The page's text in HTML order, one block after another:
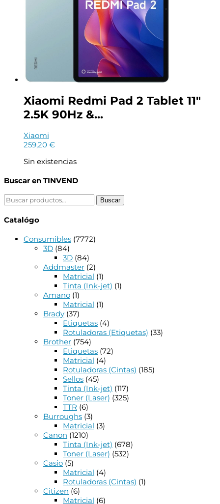
Xiaomi Redmi Pad 2 Tablet 11″
2.5K 90Hz &...
Xiaomi
259,20 €
Sin existencias
Buscar en TINVEND
Buscar
por:
Buscar
Catalógo
Consumibles (7772)
3D (84)
3D (84)
Addmaster (2)
Matricial (1)
Tinta (Ink-jet) (1)
Amano (1)
Matricial (1)
Brady (37)
Etiquetas (4)
Rotuladoras (Etiquetas) (33)
Brother (754)
Etiquetas (72)
Matricial (4)
Rotuladoras (Cintas) (185)
Sellos (45)
Tinta (Ink-jet) (117)
Toner (Laser) (325)
TTR (6)
Burroughs (3)
Matricial (3)
Canon (1210)
Tinta (Ink-jet) (678)
Toner (Laser) (532)
Casio (5)
Matricial (4)
Rotuladoras (Cintas) (1)
Citizen (6)
Matricial (6)